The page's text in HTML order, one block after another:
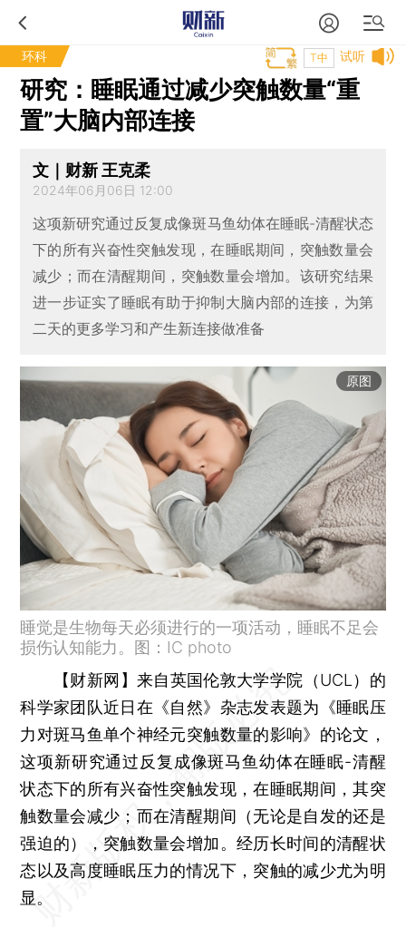
环科 试听
T中
研究：睡眠通过减少突触数量“重
置”大脑内部连接
文｜财新 王克柔
2024年06月06日 12:00
这项新研究通过反复成像斑马鱼幼体在睡眠-清醒状态
下的所有兴奋性突触发现，在睡眠期间，突触数量会
减少；而在清醒期间，突触数量会增加。该研究结果
进一步证实了睡眠有助于抑制大脑内部的连接，为第
二天的更多学习和产生新连接做准备
原图
睡觉是生物每天必须进行的一项活动，睡眠不足会
损伤认知能力。图：IC photo
【财新网】 来自英国伦敦大学学院（UCL）的
科学家团队近日在《自然》杂志发表题为《睡眠压
力对斑马鱼单个神经元突触数量的影响》的论文，
这项新研究通过反复成像斑马鱼幼体在睡眠-清醒
状态下的所有兴奋性突触发现，在睡眠期间，其突
触数量会减少；而在清醒期间（无论是自发的还是
强迫的），突触数量会增加。经历长时间的清醒状
态以及高度睡眠压力的情况下，突触的减少尤为明
显。